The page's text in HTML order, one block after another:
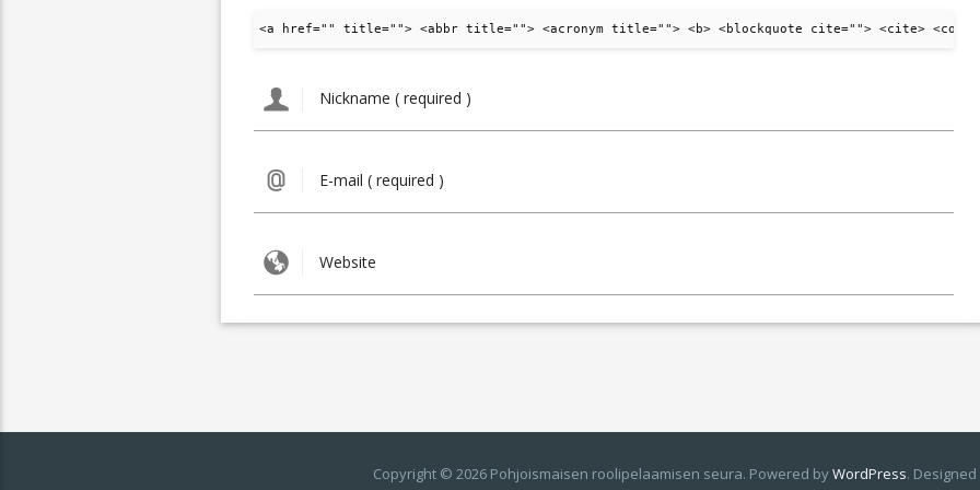
<a href="" title=""> <abbr title=""> <acronym title=""> <b> <blockquote cite=""> <cite> <code>
Copyright © 2026 Pohjoismaisen roolipelaamisen seura. Powered byWordPress.